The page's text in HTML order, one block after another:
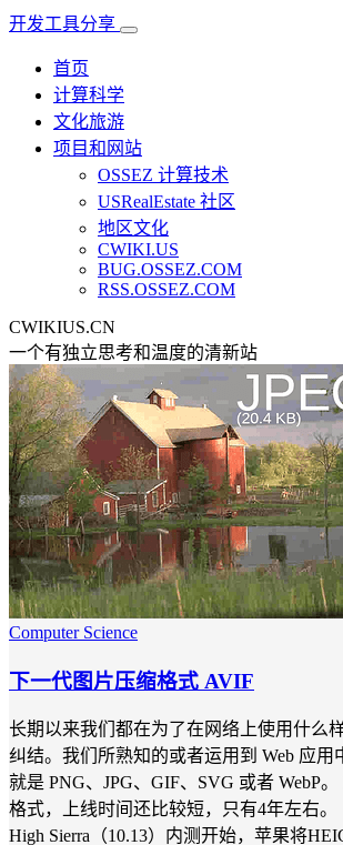
开发工具分享
首页
计算科学
文化旅游
项目和网站
OSSEZ 计算技术
USRealEstate 社区
地区文化
CWIKI.US
BUG.OSSEZ.COM
RSS.OSSEZ.COM
CWIKIUS.CN
一个有独立思考和温度的清新站
Computer Science
下一代图片压缩格式 AVIF
长期以来我们都在为了在网络上使用什么
纠结。我们所熟知的或者运用到 Web 应用
就是 PNG、JPG、GIF、SVG 或者 WebP
格式，上线时间还比较短，只有4年左右。
High Sierra（10.13）内测开始，苹果将